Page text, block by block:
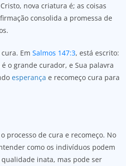
nova criatura é; as coisas
consolida a promessa de
Em Salmos 147:3, está escrito:
o grande curador, e Sua palavra
esperança e recomeço cura para
processo de cura e recomeço. No
como os indivíduos podem
inata, mas pode ser